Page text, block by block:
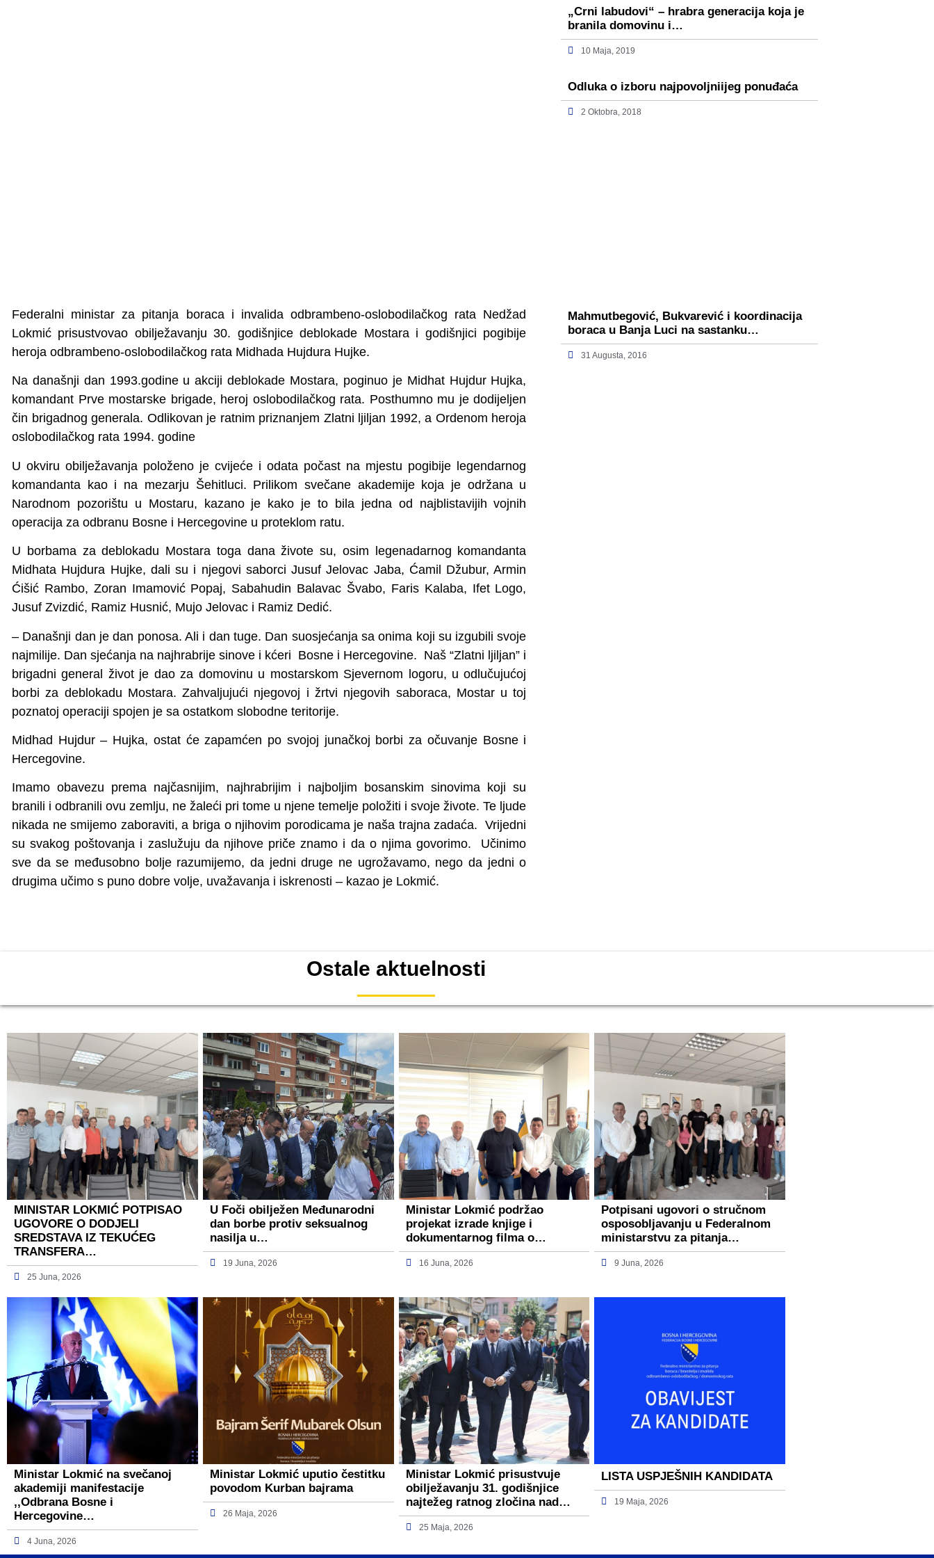
Federalni ministar za pitanja boraca i invalida odbrambeno-oslobodilačkog rata Nedžad
Lokmić prisustvovao obilježavanju 30. godišnjice deblokade Mostara i godišnjici pogibije
heroja odbrambeno-oslobodilačkog rata Midhada Hujdura Hujke.
Na današnji dan 1993.godine u akciji deblokade Mostara, poginuo je Midhat Hujdur Hujka,
komandant Prve mostarske brigade, heroj oslobodilačkog rata. Posthumno mu je dodijeljen
čin brigadnog generala. Odlikovan je ratnim priznanjem Zlatni ljiljan 1992, a Ordenom heroja
oslobodilačkog rata 1994. godine
U okviru obilježavanja položeno je cvijeće i odata počast na mjestu pogibije legendarnog
komandanta kao i na mezarju Šehitluci. Prilikom svečane akademije koja je održana u
Narodnom pozorištu u Mostaru, kazano je kako je to bila jedna od najblistavijih vojnih
operacija za odbranu Bosne i Hercegovine u proteklom ratu.
U borbama za deblokadu Mostara toga dana živote su, osim legenadarnog komandanta
Midhata Hujdura Hujke, dali su i njegovi saborci Jusuf Jelovac Jaba, Ćamil Džubur, Armin
Ćišić Rambo, Zoran Imamović Popaj, Sabahudin Balavac Švabo, Faris Kalaba, Ifet Logo,
Jusuf Zvizdić, Ramiz Husnić, Mujo Jelovac i Ramiz Dedić.
– Današnji dan je dan ponosa. Ali i dan tuge. Dan suosjećanja sa onima koji su izgubili svoje
najmilije. Dan sjećanja na najhrabrije sinove i kćeri Bosne i Hercegovine. Naš “Zlatni ljiljan” i
brigadni general život je dao za domovinu u mostarskom Sjevernom logoru, u odlučujućoj
borbi za deblokadu Mostara. Zahvaljujući njegovoj i žrtvi njegovih saboraca, Mostar u toj
poznatoj operaciji spojen je sa ostatkom slobodne teritorije.
Midhad Hujdur – Hujka, ostat će zapamćen po svojoj junačkoj borbi za očuvanje Bosne i
Hercegovine.
Imamo obavezu prema najčasnijim, najhrabrijim i najboljim bosanskim sinovima koji su
branili i odbranili ovu zemlju, ne žaleći pri tome u njene temelje položiti i svoje živote. Te ljude
nikada ne smijemo zaboraviti, a briga o njihovim porodicama je naša trajna zadaća. Vrijedni
su svakog poštovanja i zaslužuju da njihove priče znamo i da o njima govorimo. Učinimo
sve da se međusobno bolje razumijemo, da jedni druge ne ugrožavamo, nego da jedni o
drugima učimo s puno dobre volje, uvažavanja i iskrenosti – kazao je Lokmić.
„Crni labudovi“ – hrabra generacija koja je
branila domovinu i…
10 Maja, 2019
Odluka o izboru najpovoljniijeg ponuđaća
2 Oktobra, 2018
Mahmutbegović, Bukvarević i koordinacija
boraca u Banja Luci na sastanku…
31 Augusta, 2016
Ostale aktuelnosti
MINISTAR LOKMIĆ POTPISAO
UGOVORE O DODJELI
SREDSTAVA IZ TEKUĆEG
TRANSFERA…
25 Juna, 2026
U Foči obilježen Međunarodni
dan borbe protiv seksualnog
nasilja u…
19 Juna, 2026
Ministar Lokmić podržao
projekat izrade knjige i
dokumentarnog filma o…
16 Juna, 2026
Potpisani ugovori o stručnom
osposobljavanju u Federalnom
ministarstvu za pitanja…
9 Juna, 2026
Ministar Lokmić na svečanoj
akademiji manifestacije
,,Odbrana Bosne i
Hercegovine…
4 Juna, 2026
Ministar Lokmić uputio čestitku
povodom Kurban bajrama
26 Maja, 2026
Ministar Lokmić prisustvuje
obilježavanju 31. godišnjice
najtežeg ratnog zločina nad…
25 Maja, 2026
LISTA USPJEŠNIH KANDIDATA
19 Maja, 2026